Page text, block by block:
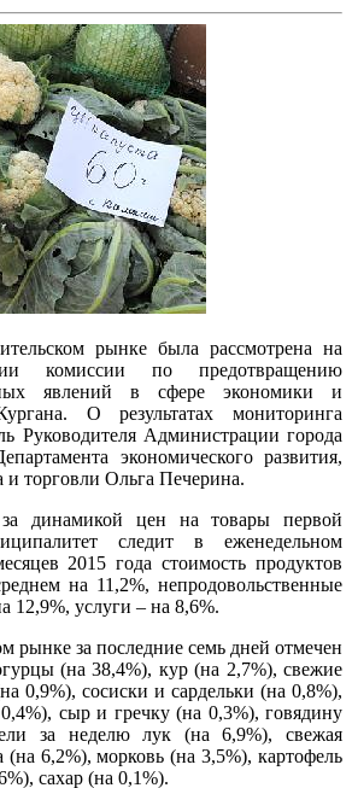
рынке была рассмотрена на
комиссии по предотвращению
явлений в сфере экономики и
О результатах мониторинга
Руководителя Администрации города
экономического развития,
и торговли Ольга Печерина.
динамикой цен на товары первой
следит в еженедельном
2015 года стоимость продуктов
на 11,2%, непродовольственные
12,9%, услуги – на 8,6%.
рынке за последние семь дней отмечен
(на 38,4%), кур (на 2,7%), свежие
0,9%), сосиски и сардельки (на 0,8%),
сыр и гречку (на 0,3%), говядину
за неделю лук (на 6,9%), свежая
(на 6,2%), морковь (на 3,5%), картофель
сахар (на 0,1%).